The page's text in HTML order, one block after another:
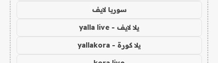
سوريا لايف
يلا لايف - yalla live
يلا كورة - yallakora